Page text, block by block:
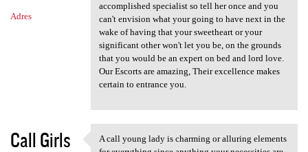
Adres
accomplished specialist so tell her once and you
can't envision what your going to have next in the
wake of having that your sweetheart or your
significant other won't let you be, on the grounds
that you would be an expert on bed and lord love.
Our Escorts are amazing, Their excellence makes
certain to entrance you.
Call Girls
A call young lady is charming or alluring elements